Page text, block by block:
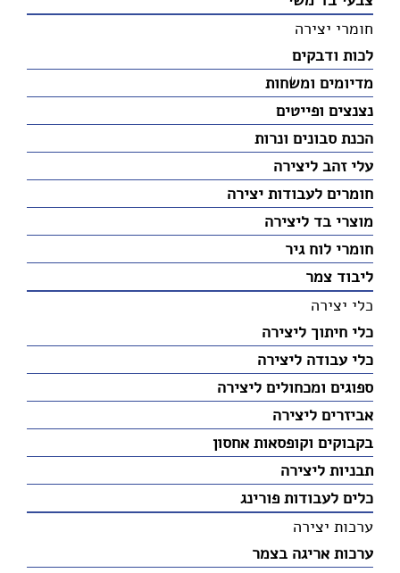
חומרי יצירה
לכות ודבקים
מדיומים ומשחות
נצנצים ופייטים
הכנת סבונים ונרות
עלי זהב ליצירה
חומרים לעבודות יצירה
מוצרי בד ליצירה
חומרי לוח גיר
ליבוד צמר
כלי יצירה
כלי חיתוך ליצירה
כלי עבודה ליצירה
ספוגים ומכחולים ליצירה
אביזרים ליצירה
בקבוקים וקופסאות אחסון
תבניות ליצירה
כלים לעבודות פורינג
ערכות יצירה
ערכות אריגה בצמר